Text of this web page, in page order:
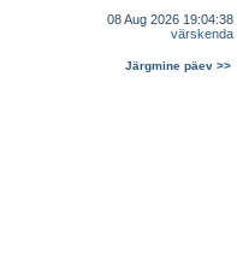
08 Aug 2026 19:04:38
värskenda
Järgmine päev >>